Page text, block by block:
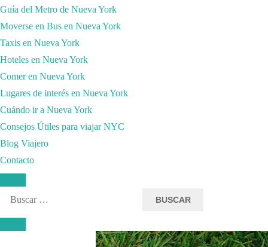
Guía del Metro de Nueva York
Moverse en Bus en Nueva York
Taxis en Nueva York
Hoteles en Nueva York
Comer en Nueva York
Lugares de interés en Nueva York
Cuándo ir a Nueva York
Consejos Útiles para viajar NYC
Blog Viajero
Contacto
Buscar: